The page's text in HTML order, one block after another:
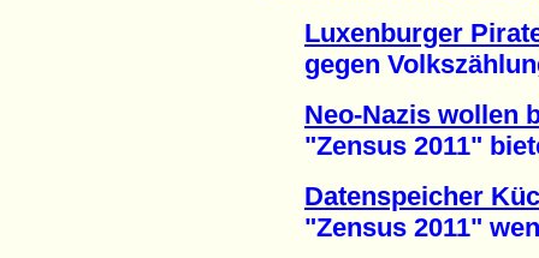
Luxenburger
gegen
Neo-Nazis wollen
"Zensus 2011"
Datenspeicher
"Zensus 2011"